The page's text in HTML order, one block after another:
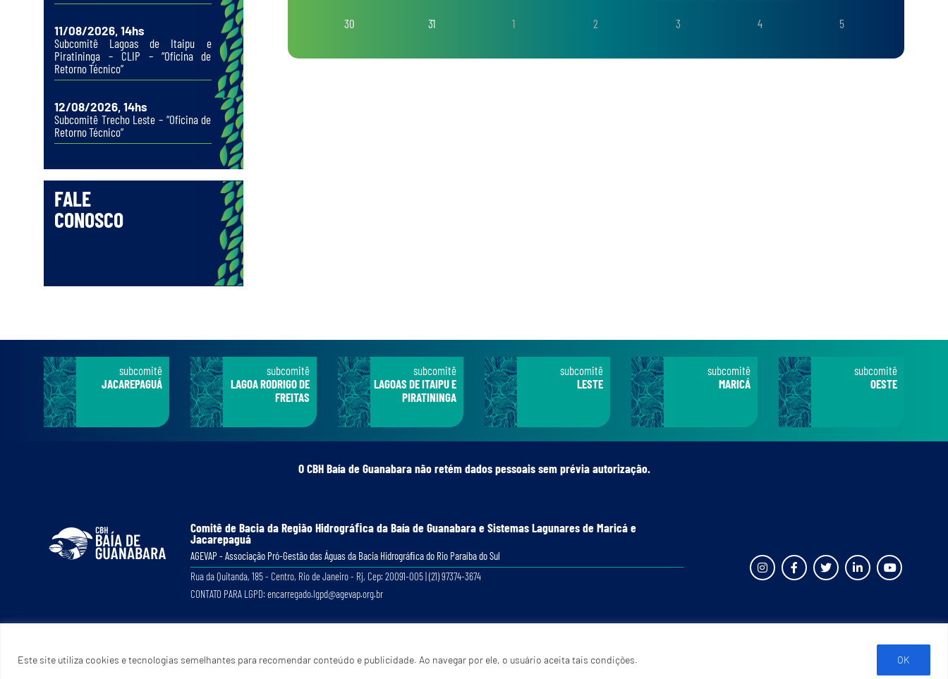
Este site utiliza cookies e tecnologias semelhantes para recomendar conteúdo e publicidade. Ao navegar por ele, o usuário aceita tais condições. OK
11/08/2026, 14hs
Subcomitê Lagoas de Itaipu e
Piratininga – CLIP – “Oficina de
Retorno Técnico”
12/08/2026, 14hs
Subcomitê Trecho Leste – “Oficina de
Retorno Técnico”
FALE
CONOSCO
30 31 1 2 3 4 5
subcomitê
JACAREPAGUÁ
subcomitê
LAGOA RODRIGO DE
FREITAS
subcomitê
LAGOAS DE ITAIPU E
PIRATININGA
subcomitê
LESTE
subcomitê
MARICÁ
subcomitê
OESTE
O CBH Baía de Guanabara não retém dados pessoais sem prévia autorização.
Comitê de Bacia da Região Hidrográﬁca da Baía de Guanabara e Sistemas Lagunares de Maricá e
Jacarepaguá
AGEVAP - Associação Pró-Gestão das Águas da Bacia Hidrográﬁca do Rio Paraíba do Sul
Rua da Quitanda, 185 - Centro, Rio de Janeiro - Rj, Cep: 20091-005 | (21) 97374-3674
CONTATO PARA LGPD: encarregado.lgpd@agevap.org.br